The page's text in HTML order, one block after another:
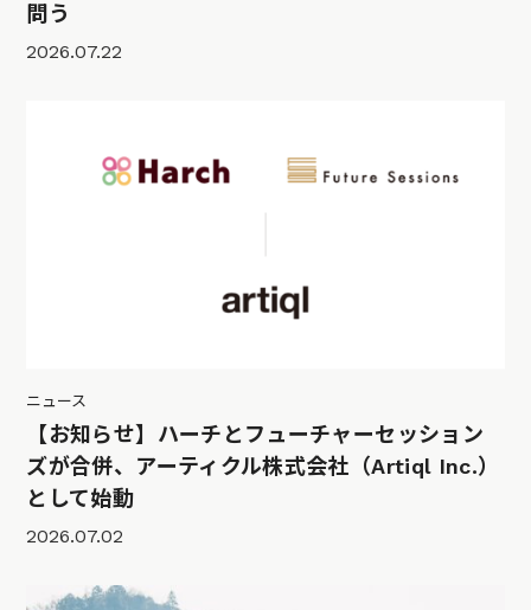
問う
2026.07.22
ニュース
【お知らせ】ハーチとフューチャーセッション
ズが合併、アーティクル株式会社（Artiql Inc.）
として始動
2026.07.02